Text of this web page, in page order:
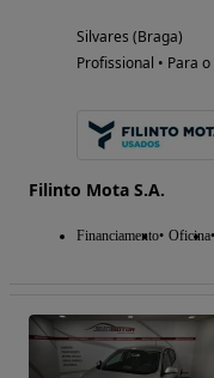
Silvares (Braga)
Profissional • Para
Filinto Mota S.A.
Financiamento Oficina